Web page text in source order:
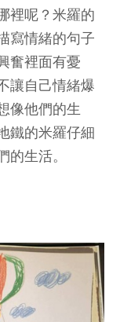
裡呢？米羅的
寫情緒的句子
奮裡面有憂
讓自己情緒爆
像他們的生
鐵的米羅仔細
的生活。